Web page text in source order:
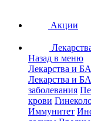
Акции
Назад в меню
Лекарства и
Лекарства и
заболевания
крови
Иммунитет